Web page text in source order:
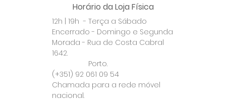
Horário da Loja Física
12h | 19h - Terça a Sábado
Encerrado - Domingo e Segunda
Morada - Rua de Costa Cabral
1642.
Porto.
(+351) 92 061 09 54
Chamada para a rede móvel
nacional.